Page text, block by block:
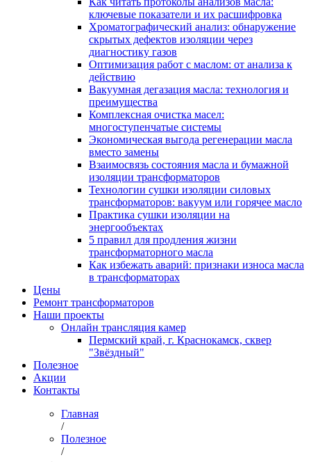
ключевые показатели и их расшифровка
Хроматографический анализ: обнаружение
скрытых дефектов изоляции через
диагностику газов
Оптимизация работ с маслом: от анализа к
действию
Вакуумная дегазация масла: технология и
преимущества
Комплексная очистка масел:
многоступенчатые системы
Экономическая выгода регенерации масла
вместо замены
Взаимосвязь состояния масла и бумажной
изоляции трансформаторов
Технологии сушки изоляции силовых
трансформаторов: вакуум или горячее масло
Практика сушки изоляции на
энергообъектах
5 правил для продления жизни
трансформаторного масла
Как избежать аварий: признаки износа масла
в трансформаторах
Цены
Ремонт трансформаторов
Наши проекты
Онлайн трансляция камер
Пермский край, г. Краснокамск, сквер
"Звёздный"
Полезное
Акции
Контакты
Главная
/
Полезное
/